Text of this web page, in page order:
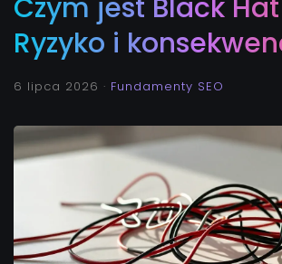
O mnie
Blog
Czym jest Black Hat
Ryzyko i
6 lipca 2026 · Fundamenty SEO